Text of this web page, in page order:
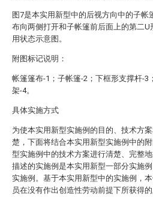
图7是本实用新型中的后视方向中的子帐
布向两侧打开和子帐篷前后面上的第二U
用状态示意图。
附图标记说明：
帐篷篷布-1；子帐篷-2；下框形支撑杆-3
架-4。
具体实施方式
为使本实用新型实施例的目的、技术方
楚，下面将结合本实用新型实施例中的
型实施例中的技术方案进行清楚、完整
描述的实施例是本实用新型一部分实施
实施例。基于本实用新型中的实施例，
员在没有作出创造性劳动前提下所获得